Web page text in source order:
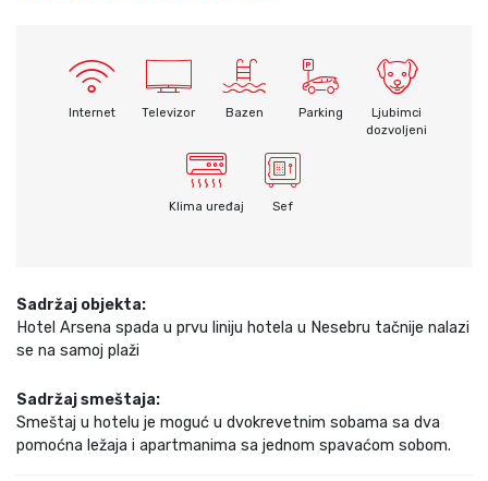
Internet Televizor Bazen Parking
Ljubimci
dozvoljeni
Klima uređaj Sef
Sadržaj objekta:
Hotel Arsena spada u prvu liniju hotela u Nesebru tačnije nalazi
se na samoj plaži
Sadržaj smeštaja:
Smeštaj u hotelu je moguć u dvokrevetnim sobama sa dva
pomoćna ležaja i apartmanima sa jednom spavaćom sobom.